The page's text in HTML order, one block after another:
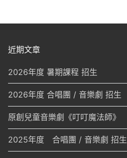
近期文章
2026年度 暑期課程 招生
2026年度 合唱團 / 音樂劇 招生
原創兒童音樂劇《叮叮魔法師》
2025年度 合唱團 / 音樂劇 招生